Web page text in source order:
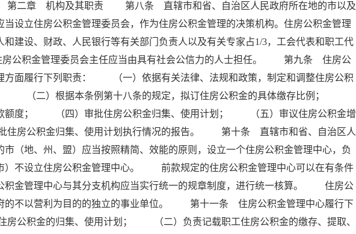
第二章 机构及其职责 第八条 直辖市和省、自治区人民政府所在地的市以及
设立住房公积金管理委员会，作为住房公积金管理的决策机构。住房公积金管理
建设、财政、人民银行等有关部门负责人以及有关专家占1/3，工会代表和职工代
公积金管理委员会主任应当由具有社会公信力的人士担任。 第九条 住房公
方面履行下列职责： （一）依据有关法律、法规和政策，制定和调整住房公积
； （二）根据本条例第十八条的规定，拟订住房公积金的具体缴存比例；
款额度； （四）审批住房公积金归集、使用计划； （五）审议住房公积金增
房公积金归集、使用计划执行情况的报告。 第十条 直辖市和省、自治区人
市（地、州、盟）应当按照精简、效能的原则，设立一个住房公积金管理中心，负
）不设立住房公积金管理中心。 前款规定的住房公积金管理中心可以在有条件
积金管理中心与其分支机构应当实行统一的规章制度，进行统一核算。 住房公
的不以营利为目的的独立的事业单位。 第十一条 住房公积金管理中心履行下
公积金的归集、使用计划； （二）负责记载职工住房公积金的缴存、提取、